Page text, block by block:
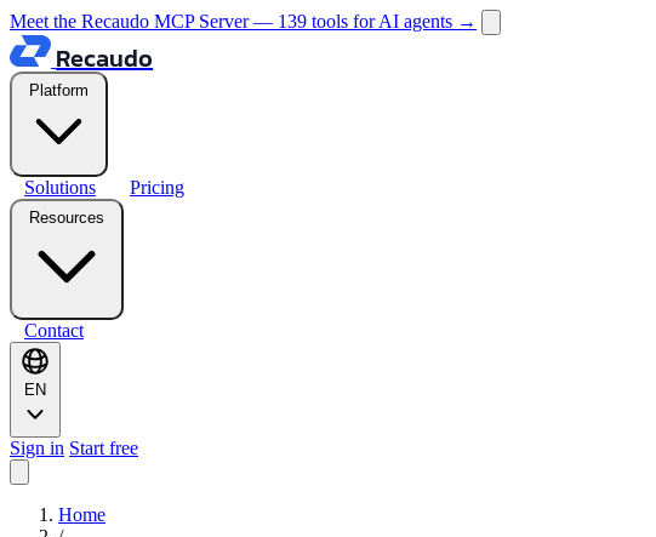
Meet the Recaudo MCP Server — 139 tools for AI agents →
Recaudo
Platform
Solutions Pricing
Resources
Contact
EN
Sign in Start free
Home